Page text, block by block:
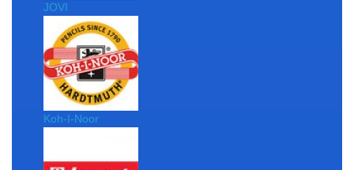
JOVI
Koh-I-Noor